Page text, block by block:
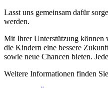
Lasst uns gemeinsam dafür
werden.
Mit Ihrer Unterstützung können
die Kindern eine bessere
sowie neue Chancen bieten.
Weitere Informationen finden